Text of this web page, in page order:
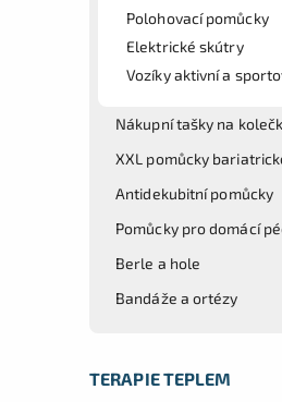
Polohovací pomůcky
Elektrické skútry
Vozíky aktivní a
Nákupní tašky na
XXL pomůcky
Antidekubitní pomůcky
Pomůcky pro domácí
Berle a hole
Bandáže a ortézy
TERAPIE TEPLEM